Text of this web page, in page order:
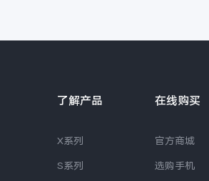
了解产品
X系列
S系列
在线购买
官方商城
选购手机